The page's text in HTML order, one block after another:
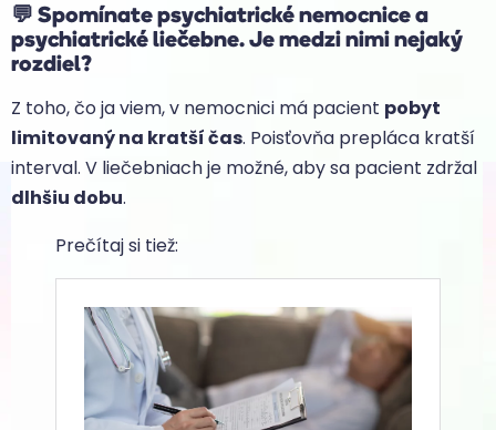
💬 Spomínate psychiatrické nemocnice a
psychiatrické liečebne. Je medzi nimi nejaký
rozdiel?
Z toho, čo ja viem, v nemocnici má pacient pobyt
limitovaný na kratší čas. Poisťovňa prepláca kratší
interval. V liečebniach je možné, aby sa pacient zdržal
dlhšiu dobu.
Prečítaj si tiež: